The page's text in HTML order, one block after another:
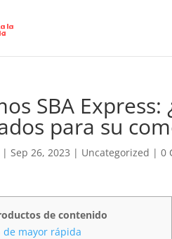
SBA
para su
| Sep 26, 2023 | Uncategorized | 0
de contenido
de mayor rápida